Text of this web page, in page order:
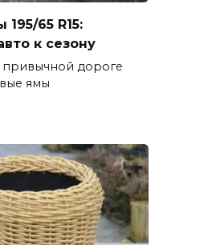
65 R15:
к сезону
дороге
ямы